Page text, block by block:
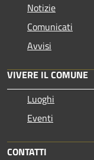
Notizie
Comunicati
Avvisi
VIVERE IL COMUNE
Luoghi
Eventi
CONTATTI